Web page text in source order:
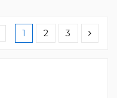
1 2 3